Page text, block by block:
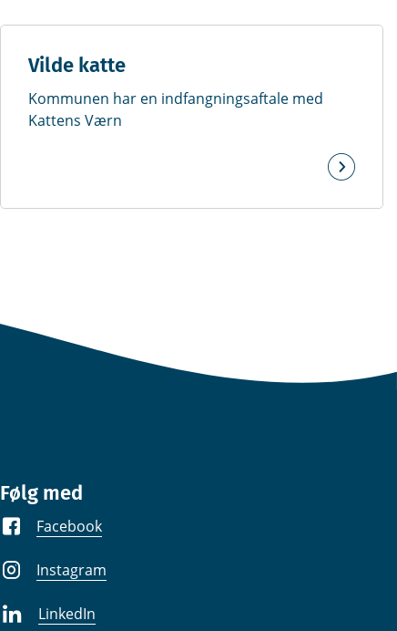
Vilde katte
Kommunen har en indfangningsaftale med
Kattens Værn
Følg med
Facebook
Instagram
LinkedIn